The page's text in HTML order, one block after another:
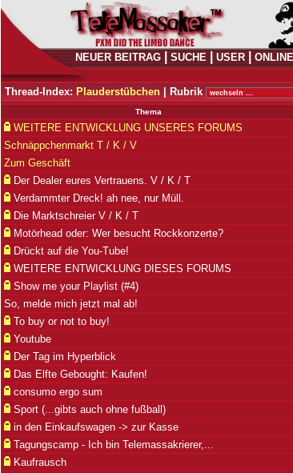
NEUER BEITRAG SUCHE USER
Thread-Index: Plauderstübchen Rubrik
Thema
WEITERE ENTWICKLUNG UNSERES FORUMS
Schnäppchenmarkt T / K / V
Zum Geschäft
Der Dealer eures Vertrauens. V / K / T
Verdammter Dreck! ah nee, nur Müll.
Die Marktschreier V / K / T
Motörhead oder: Wer besucht Rockkonzerte?
Drückt auf die You-Tube!
WEITERE ENTWICKLUNG DIESES FORUMS
Show me your Playlist (#4)
So, melde mich jetzt mal ab!
To buy or not to buy!
Youtube
Der Tag im Hyperblick
Das Elfte Gebought: Kaufen!
consumo ergo sum
Sport (...gibts auch ohne fußball)
in den Einkaufswagen -> zur Kasse
Tagungscamp - Ich bin Telemassakrierer,...
Kaufrausch